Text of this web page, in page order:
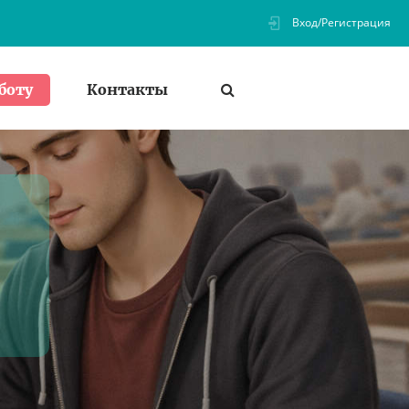
Вход/Регистрация
Контакты